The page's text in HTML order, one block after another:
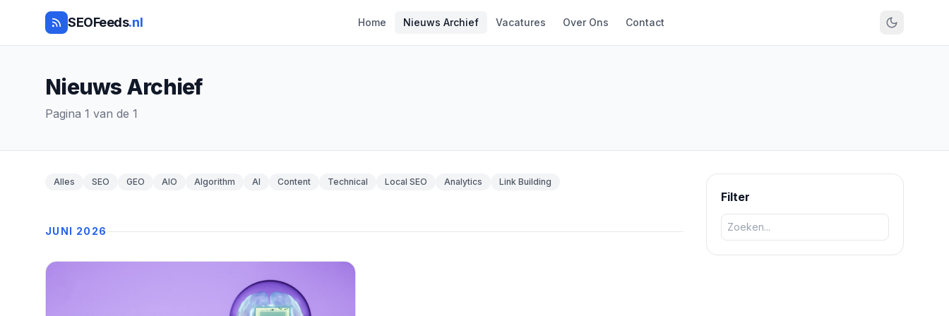
SEOFeeds.nl Home Nieuws Archief Vacatures Over Ons Contact
Nieuws Archief
Pagina 1 van de 1
Alles SEO GEO AIO Algorithm AI Content Technical Local SEO Analytics Link Building
JUNI 2026
Filter